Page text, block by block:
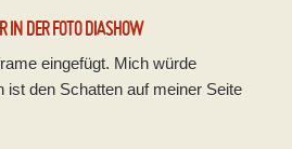
IN DER FOTO DIASHOW
eingefügt. Mich würde
ist den Schatten auf meiner Seite